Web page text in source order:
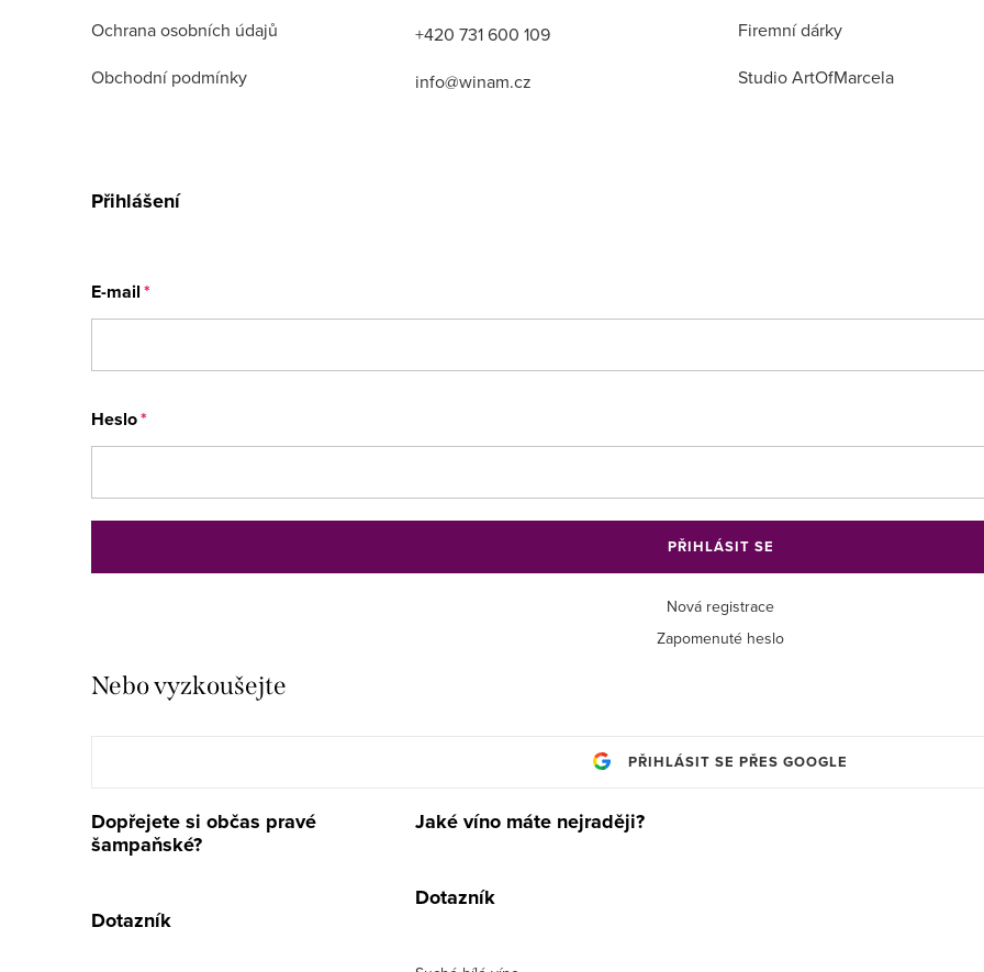
Ochrana osobních údajů
Obchodní podmínky
+420 731 600 109
info@winam.cz
Firemní dárky
Studio ArtOfMarcela
Přihlášení
E-mail
Heslo
PŘIHLÁSIT SE
Nová registrace
Zapomenuté heslo
Nebo vyzkoušejte
PŘIHLÁSIT SE PŘES GOOGLE
Dopřejete si občas pravé
šampaňské?
Dotazník
Jaké víno máte nejraději?
Dotazník